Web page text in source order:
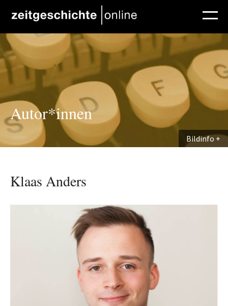
Direkt zum Inhalt
Autor*innen
Bildinfo
Klaas Anders